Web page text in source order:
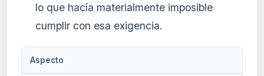
lo que hacía materialmente imposible
cumplir con esa exigencia.
Aspecto